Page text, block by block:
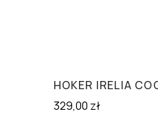
HOKER IRELIA
329,00 zł